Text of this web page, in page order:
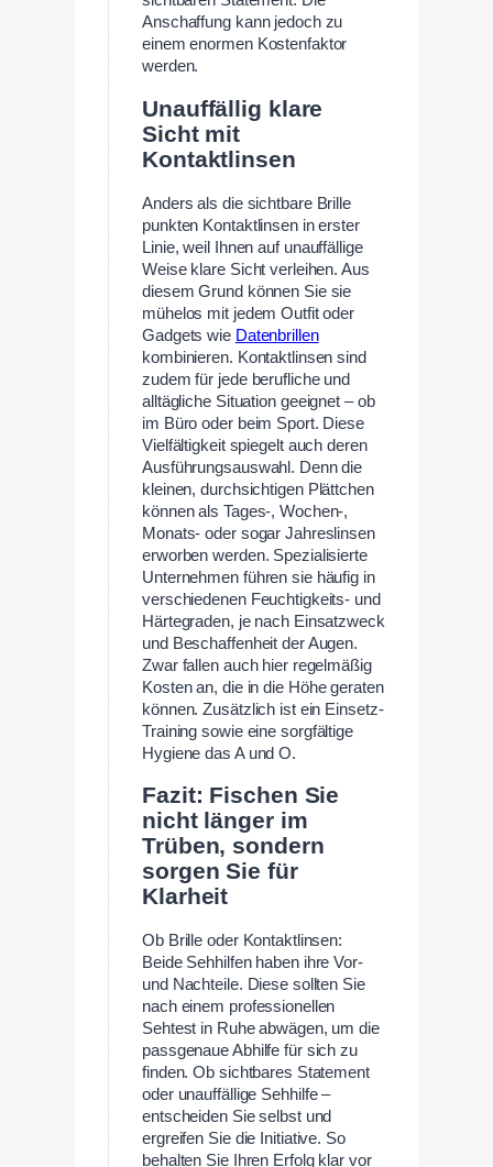
Anschaffung kann jedoch zu
einem enormen Kostenfaktor
werden.
Unauffällig klare
Sicht mit
Kontaktlinsen
Anders als die sichtbare Brille
punkten Kontaktlinsen in erster
Linie, weil Ihnen auf unauffällige
Weise klare Sicht verleihen. Aus
diesem Grund können Sie sie
mühelos mit jedem Outfit oder
Gadgets wie Datenbrillen
kombinieren. Kontaktlinsen sind
zudem für jede berufliche und
alltägliche Situation geeignet – ob
im Büro oder beim Sport. Diese
Vielfältigkeit spiegelt auch deren
Ausführungsauswahl. Denn die
kleinen, durchsichtigen Plättchen
können als Tages-, Wochen-,
Monats- oder sogar Jahreslinsen
erworben werden. Spezialisierte
Unternehmen führen sie häufig in
verschiedenen Feuchtigkeits- und
Härtegraden, je nach Einsatzweck
und Beschaffenheit der Augen.
Zwar fallen auch hier regelmäßig
Kosten an, die in die Höhe geraten
können. Zusätzlich ist ein Einsetz-
Training sowie eine sorgfältige
Hygiene das A und O.
Fazit: Fischen Sie
nicht länger im
Trüben, sondern
sorgen Sie für
Klarheit
Ob Brille oder Kontaktlinsen:
Beide Sehhilfen haben ihre Vor-
und Nachteile. Diese sollten Sie
nach einem professionellen
Sehtest in Ruhe abwägen, um die
passgenaue Abhilfe für sich zu
finden. Ob sichtbares Statement
oder unauffällige Sehhilfe –
entscheiden Sie selbst und
ergreifen Sie die Initiative. So
behalten Sie Ihren Erfolg klar vor